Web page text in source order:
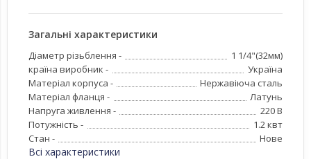
Загальні характеристики
Діаметр різьблення -
1 1/4"(32мм)
країна виробник -
Україна
Матеріал корпуса -
Нержавіюча сталь
Матеріал фланця -
Латунь
Напруга живлення -
220 В
Потужність -
1.2 квт
Стан -
Нове
Всі характеристики